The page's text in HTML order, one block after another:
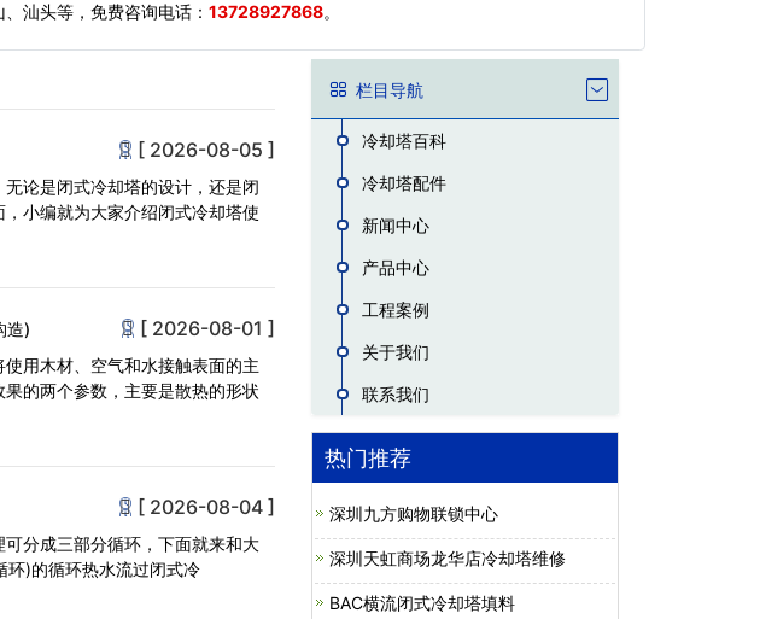
汕头等， 免费咨询电话： 13728927868。
[ 2026-08-05 ]
论是闭式冷却塔的设计，还是闭
小编就为大家介绍闭式冷却塔使
造) [ 2026-08-01 ]
用木材、空气和水接触表面的主
的两个参数，主要是散热的形状
[ 2026-08-04 ]
分成三部分循环，下面就来和大
环)的循环热水流过闭式冷
栏目导航
冷却塔百科
冷却塔配件
新闻中心
产品中心
工程案例
关于我们
联系我们
热门推荐
深圳九方购物联锁中心
深圳天虹商场龙华店冷却塔维修
BAC横流闭式冷却塔填料